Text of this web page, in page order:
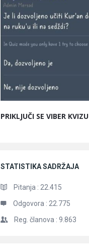
PRIKLJUČI SE VIBER KVIZU
STATISTIKA SADRŽAJA
Pitanja : 22.415
Odgovora : 22.775
Reg. članova : 9.863